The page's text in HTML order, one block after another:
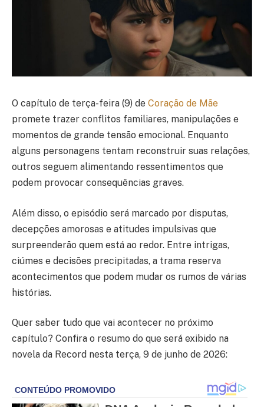
O capítulo de terça-feira (9) de Coração de Mãe
promete trazer conflitos familiares, manipulações e
momentos de grande tensão emocional. Enquanto
alguns personagens tentam reconstruir suas relações,
outros seguem alimentando ressentimentos que
podem provocar consequências graves.
Além disso, o episódio será marcado por disputas,
decepções amorosas e atitudes impulsivas que
surpreenderão quem está ao redor. Entre intrigas,
ciúmes e decisões precipitadas, a trama reserva
acontecimentos que podem mudar os rumos de várias
histórias.
Quer saber tudo que vai acontecer no próximo
capítulo? Confira o resumo do que será exibido na
novela da Record nesta terça, 9 de junho de 2026: